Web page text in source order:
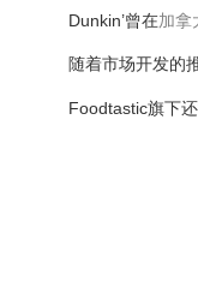
Dunkin’曾在加拿
随着市场开发的
Foodtastic旗下